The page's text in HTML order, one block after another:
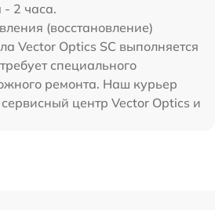
2 часа.
(восстановление)
Vector Optics SC выполняется
специального
ремонта. Наш курьер
сервисный центр Vector Optics и